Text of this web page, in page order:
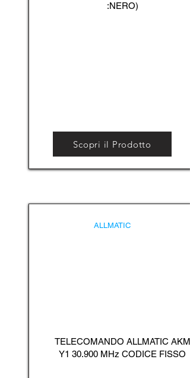
:NERO)
Scopri il Prodotto
ALLMATIC
TELECOMANDO ALLMATIC AKM
Y1 30.900 MHz CODICE FISSO